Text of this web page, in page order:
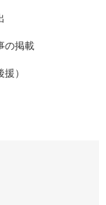
の掲載
）